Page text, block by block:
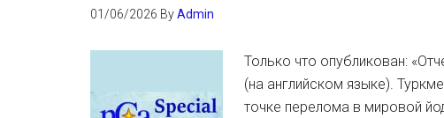
01/06/2026 ByAdmin
Только что опубликован:
(на английском языке).
точке перелома в мировой